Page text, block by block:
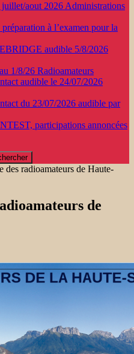
aout 2026 Administrations
à l’examen pour la
audible 5/8/2026
1/8/26 Radioamateurs
audible le 24/07/2026
du 23/07/2026 audible par
participations annoncées
des radioamateurs de Haute-
de